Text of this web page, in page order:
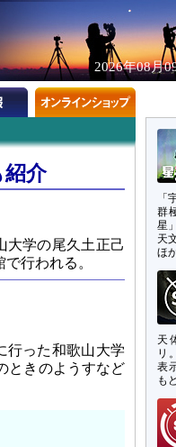
2026年08月
紹介
大学の尾久土正己
行われる。
行った和歌山大学
ときのようすなど
「
群
星
天
ほ
天
リ
表
も